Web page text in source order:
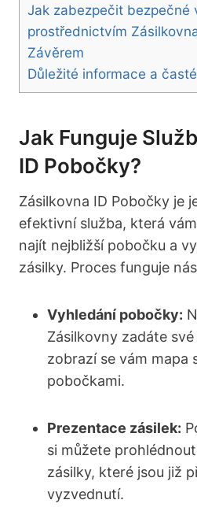
Jak zabezpečit bezpečné
prostřednictvím
Závěrem
Důležité informace a
Jak Funguje
ID Pobočky?
Zásilkovna ID Pobočky je
efektivní služba, která
najít nejbližší pobočku a
zásilky. Proces funguje
Vyhledání pobočky:
Zásilkovny zadáte
zobrazí se vám mapa
pobočkami.
Prezentace zásilek:
si můžete
zásilky, které jsou již
vyzvednutí.